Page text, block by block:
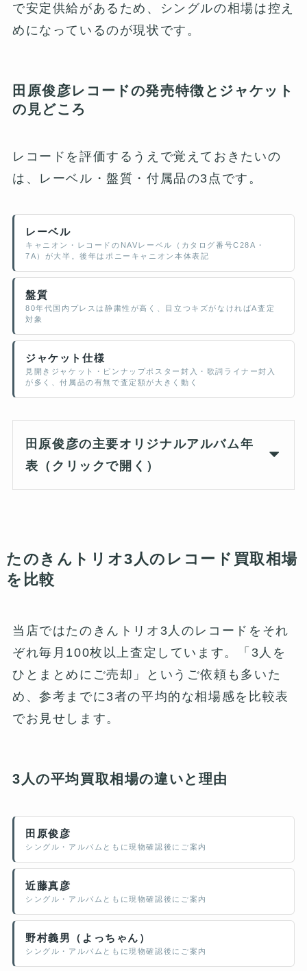
で安定供給があるため、シングルの相場は控え
めになっているのが現状です。
田原俊彦レコードの発売特徴とジャケット
の見どころ
レコードを評価するうえで覚えておきたいの
は、レーベル・盤質・付属品の3点です。
レーベル
キャニオン・レコードのNAVレーベル（カタログ番号C28A・
7A）が大半。後年はポニーキャニオン本体表記
盤質
80年代国内プレスは静粛性が高く、目立つキズがなければA査定
対象
ジャケット仕様
見開きジャケット・ピンナップポスター封入・歌詞ライナー封入
が多く、付属品の有無で査定額が大きく動く
田原俊彦の主要オリジナルアルバム年
表（クリックで開く）
たのきんトリオ3人のレコード買取相場
を比較
当店ではたのきんトリオ3人のレコードをそれ
ぞれ毎月100枚以上査定しています。「3人を
ひとまとめにご売却」というご依頼も多いた
め、参考までに3者の平均的な相場感を比較表
でお見せします。
3人の平均買取相場の違いと理由
田原俊彦
シングル・アルバムともに現物確認後にご案内
近藤真彦
シングル・アルバムともに現物確認後にご案内
野村義男（よっちゃん）
シングル・アルバムともに現物確認後にご案内